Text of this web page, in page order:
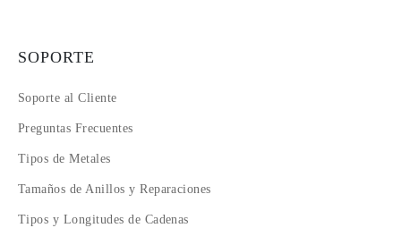
SOPORTE
Soporte al Cliente
Preguntas Frecuentes
Tipos de Metales
Tamaños de Anillos y Reparaciones
Tipos y Longitudes de Cadenas